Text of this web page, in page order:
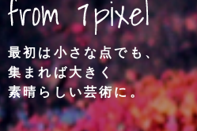
最初は小さな点でも、
集まれば大きく
素晴らしい芸術に。